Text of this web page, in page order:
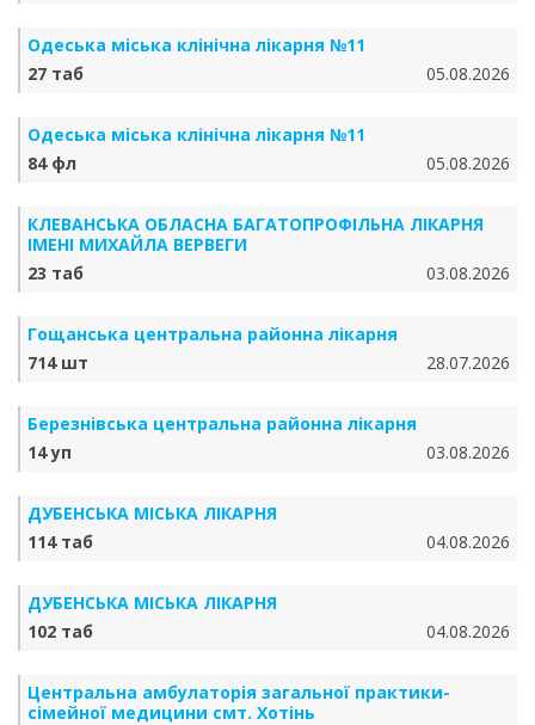
Одеська міська клінічна лікарня №11
27 таб
05.08.2026
Одеська міська клінічна лікарня №11
84 фл
05.08.2026
КЛЕВАНСЬКА ОБЛАСНА БАГАТОПРОФІЛЬНА ЛІКАРНЯ
ІМЕНІ МИХАЙЛА ВЕРВЕГИ
23 таб
03.08.2026
Гощанська центральна районна лікарня
714 шт
28.07.2026
Березнівська центральна районна лікарня
14 уп
03.08.2026
ДУБЕНСЬКА МІСЬКА ЛІКАРНЯ
114 таб
04.08.2026
ДУБЕНСЬКА МІСЬКА ЛІКАРНЯ
102 таб
04.08.2026
Центральна амбулаторія загальної практики-
сімейної медицини смт. Хотінь